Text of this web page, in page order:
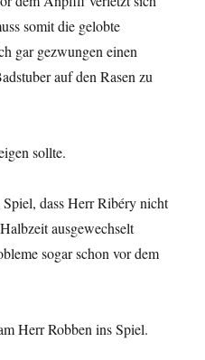
somit die gelobte
gar gezwungen einen
auf den Rasen zu
sollte.
dass Herr Ribéry nicht
ausgewechselt
sogar schon vor dem
Herr Robben ins Spiel.